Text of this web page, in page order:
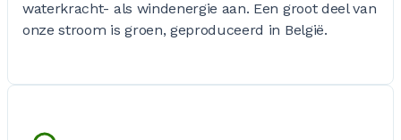
waterkracht- als windenergie aan. Een groot deel van
onze stroom is groen, geproduceerd in België.